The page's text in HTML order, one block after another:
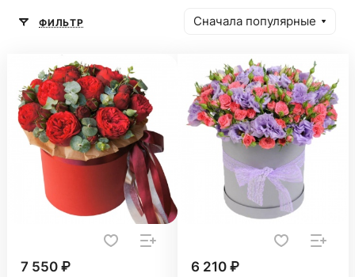
ФИЛЬТР Сначала популярные
7 550 ₽ 6 210 ₽